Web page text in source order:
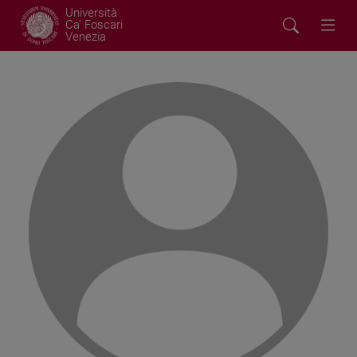
Università
Ca' Foscari
Venezia